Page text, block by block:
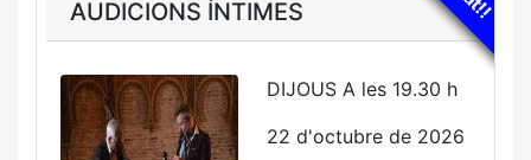
AUDICIONS ÍNTIMES
DIJOUS A les 19.30 h
22 d'octubre de 2026